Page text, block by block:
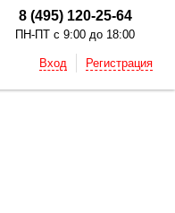
8 (495) 120-25-64
ПН-ПТ с 9:00 до 18:00
Вход Регистрация